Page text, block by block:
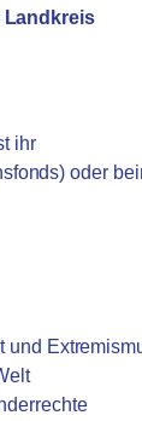
Landkreis
ihr
oder
und